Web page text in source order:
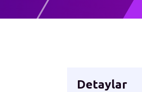
Detaylar